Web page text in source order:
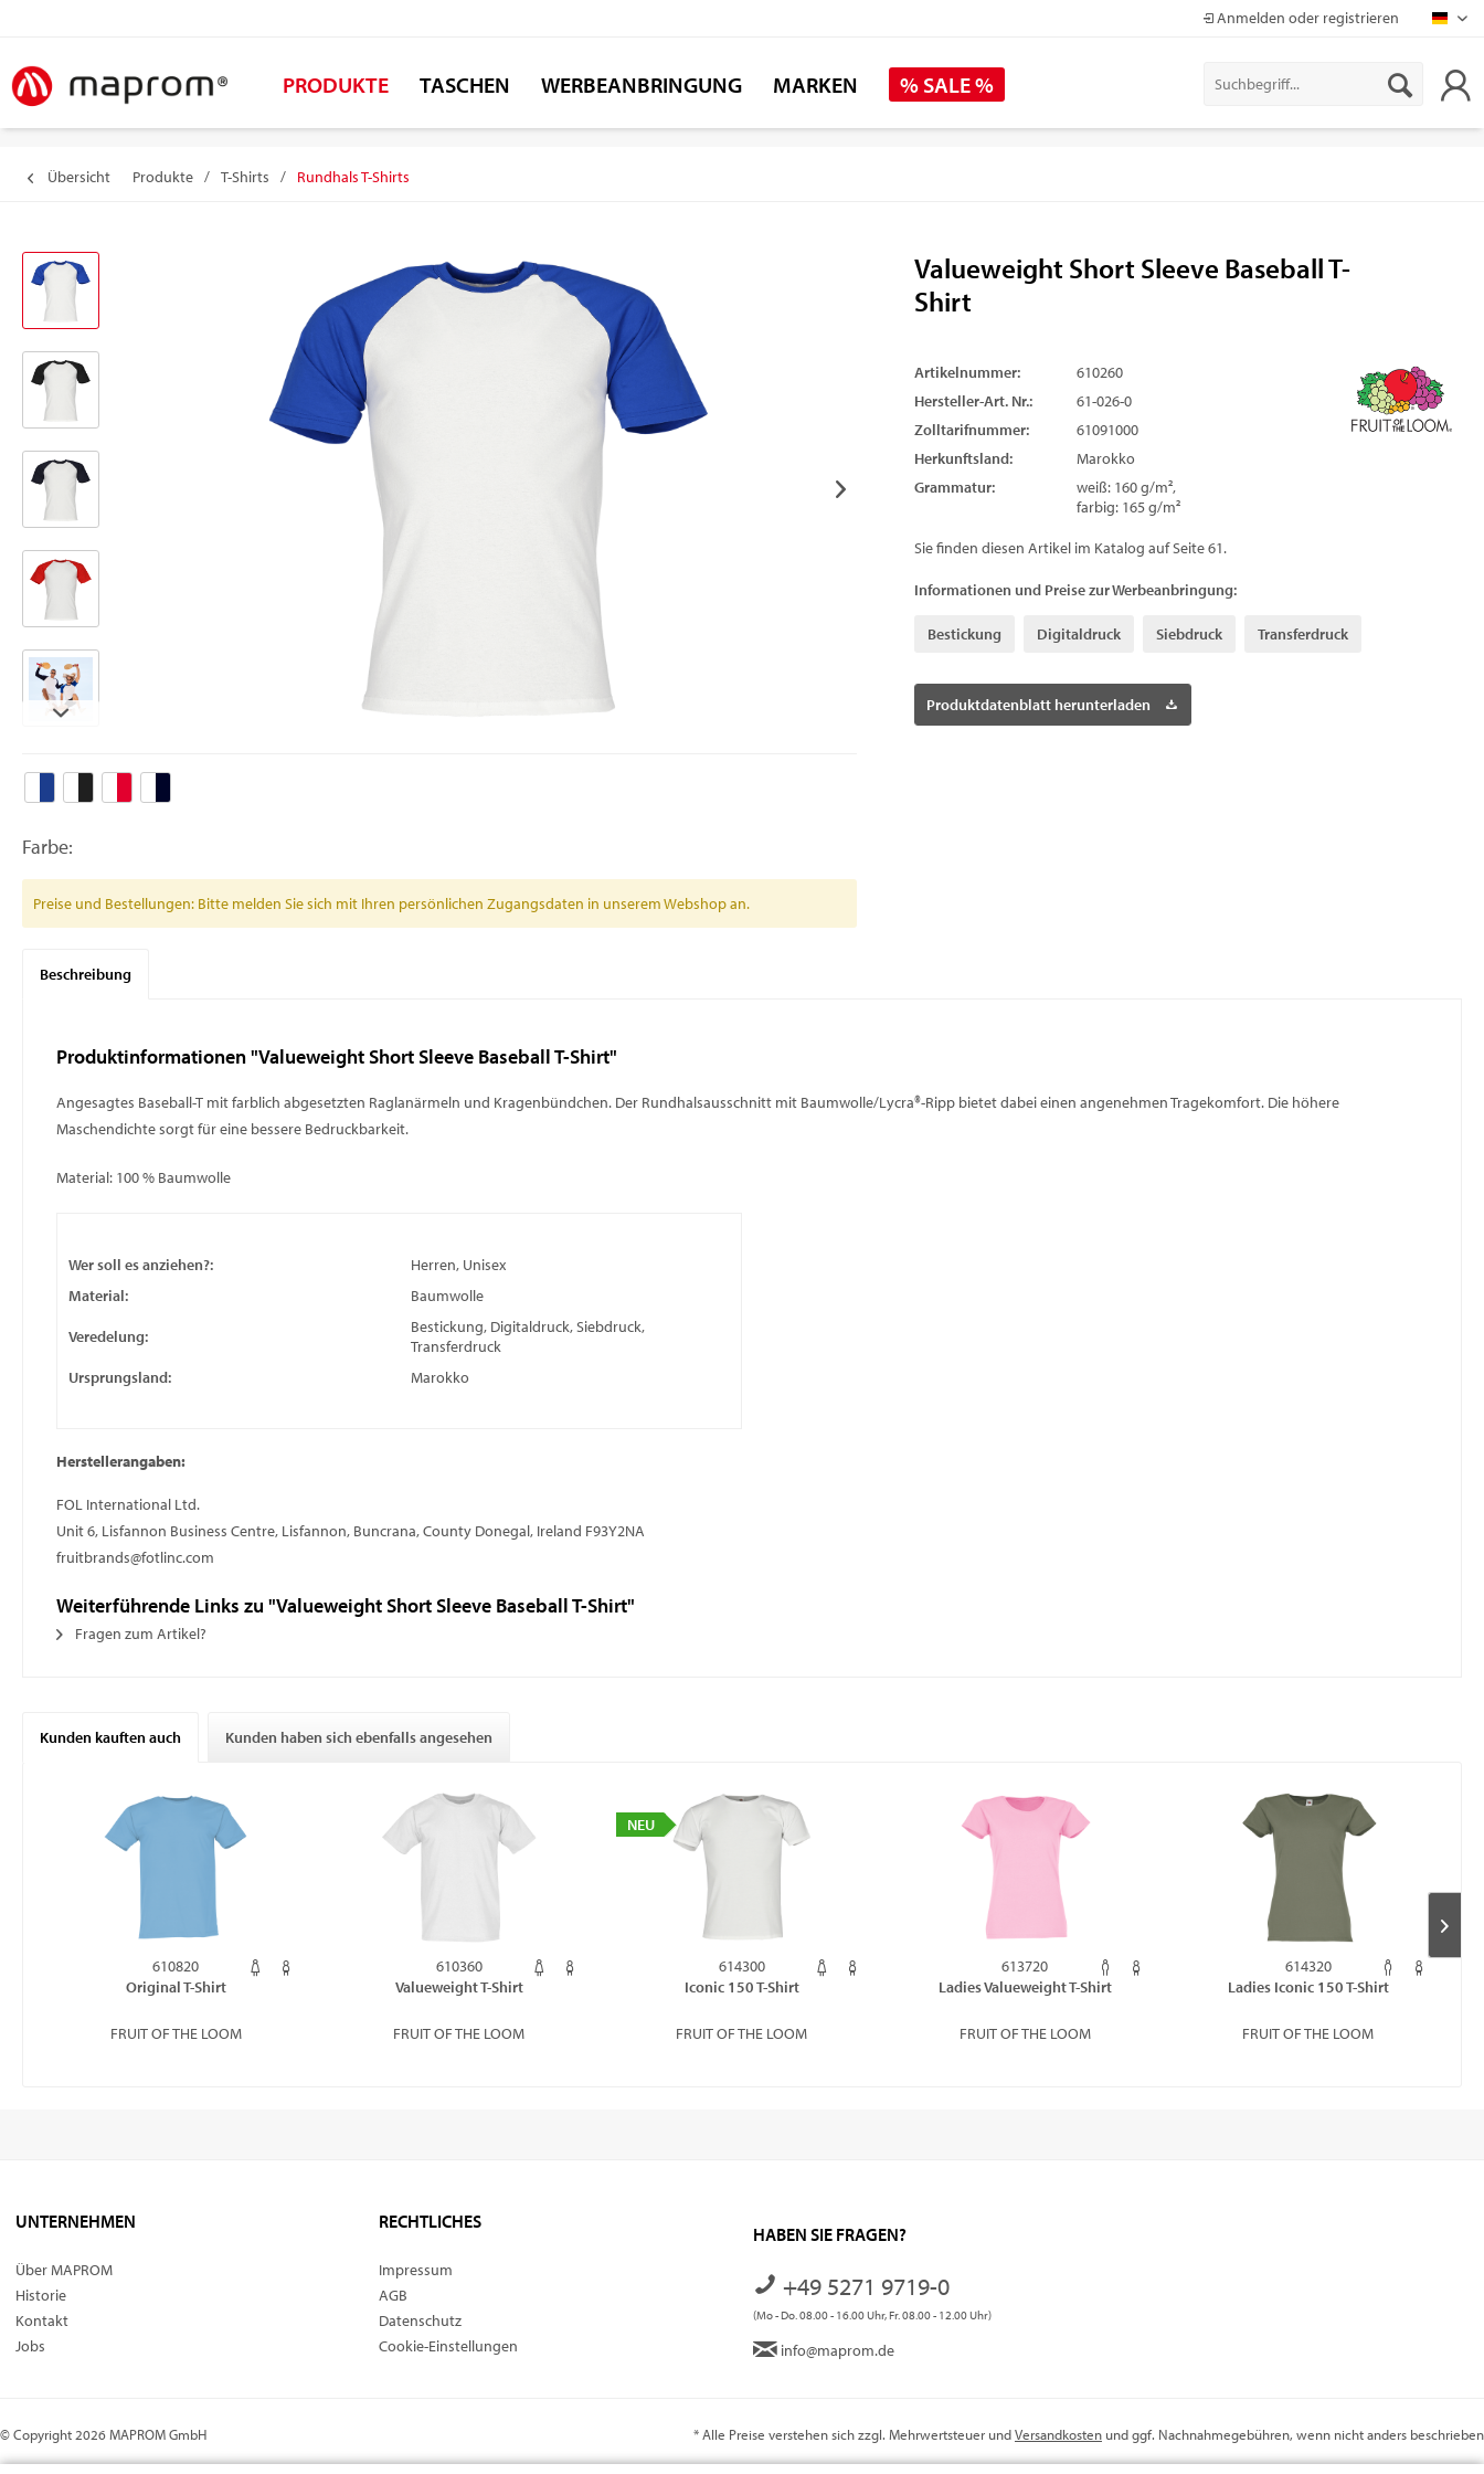
Anmelden oder registrieren
PRODUKTE TASCHEN WERBEANBRINGUNG MARKEN % SALE %
Übersicht Produkte / T-Shirts / Rundhals T-Shirts
Farbe:
Preise und Bestellungen: Bitte melden Sie sich mit Ihren persönlichen Zugangsdaten in unserem Webshop an.
Valueweight Short Sleeve Baseball T-
Shirt
Artikelnummer:
610260
Hersteller-Art. Nr.:
61-026-0
Zolltarifnummer:
61091000
Herkunftsland:
Marokko
Grammatur:
weiß: 160 g/m²,
farbig: 165 g/m²
Sie finden diesen Artikel im Katalog auf Seite 61.
Informationen und Preise zur Werbeanbringung:
Bestickung Digitaldruck Siebdruck Transferdruck
Produktdatenblatt herunterladen
Beschreibung
Produktinformationen "Valueweight Short Sleeve Baseball T-Shirt"
Angesagtes Baseball-T mit farblich abgesetzten Raglanärmeln und Kragenbündchen. Der Rundhalsausschnitt mit Baumwolle/Lycra®-Ripp bietet dabei einen angenehmen Tragekomfort. Die höhere
Maschendichte sorgt für eine bessere Bedruckbarkeit.
Material: 100 % Baumwolle
Wer soll es anziehen?:
Herren, Unisex
Material:
Baumwolle
Veredelung:
Bestickung, Digitaldruck, Siebdruck,
Transferdruck
Ursprungsland:
Marokko
Herstellerangaben:
FOL International Ltd.
Unit 6, Lisfannon Business Centre, Lisfannon, Buncrana, County Donegal, Ireland F93Y2NA
fruitbrands@fotlinc.com
Weiterführende Links zu "Valueweight Short Sleeve Baseball T-Shirt"
Fragen zum Artikel?
Kunden kauften auch Kunden haben sich ebenfalls angesehen
610820
Original T-Shirt
FRUIT OF THE LOOM
610360
Valueweight T-Shirt
FRUIT OF THE LOOM
NEU
614300
Iconic 150 T-Shirt
FRUIT OF THE LOOM
613720
Ladies Valueweight T-Shirt
FRUIT OF THE LOOM
614320
Ladies Iconic 150 T-Shirt
FRUIT OF THE LOOM
UNTERNEHMEN
Über MAPROM
Historie
Kontakt
Jobs
RECHTLICHES
Impressum
AGB
Datenschutz
Cookie-Einstellungen
HABEN SIE FRAGEN?
+49 5271 9719-0
(Mo - Do. 08.00 - 16.00 Uhr, Fr. 08.00 - 12.00 Uhr)
info@maprom.de
© Copyright 2026 MAPROM GmbH * Alle Preise verstehen sich zzgl. Mehrwertsteuer undVersandkostenund ggf. Nachnahmegebühren, wenn nicht anders beschrieben